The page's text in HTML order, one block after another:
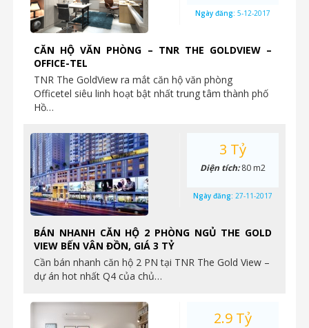
CĂN HỘ VĂN PHÒNG – TNR THE GOLDVIEW –
OFFICE-TEL
TNR The GoldView ra mắt căn hộ văn phòng
Officetel siêu linh hoạt bật nhất trung tâm thành phố
Hồ…
Ngày đăng: 5-12-2017
BÁN NHANH CĂN HỘ 2 PHÒNG NGỦ THE GOLD
VIEW BẾN VÂN ĐỒN, GIÁ 3 TỶ
Cần bán nhanh căn hộ 2 PN tại TNR The Gold View –
dự án hot nhất Q4 của chủ…
3 Tỷ
Diện tích:80 m2
Ngày đăng: 27-11-2017
2.9 Tỷ